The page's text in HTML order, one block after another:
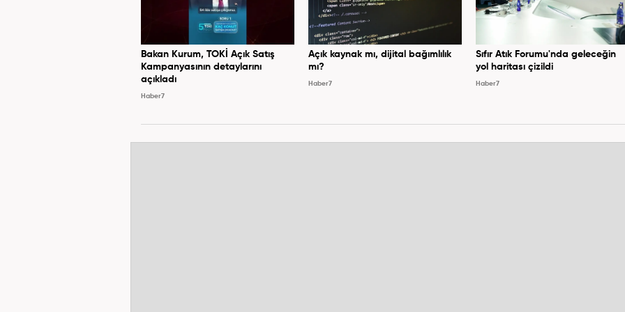
Bakan Kurum, TOKİ Açık Satış
Kampanyasının detaylarını
açıkladı
Haber7
Açık kaynak mı, dijital bağımlılık
mı?
Haber7
Sıfır Atık Forumu'nda geleceğin
yol haritası çizildi
Haber7